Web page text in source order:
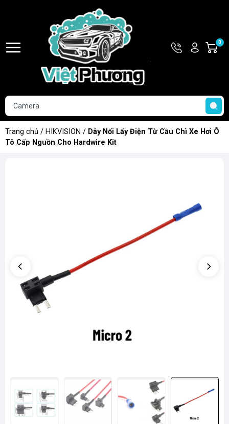
HotlineTài
khoản
0
Trang chủ / HIKVISION / Dây Nối Lấy Điện Từ Cầu Chì Xe Hơi Ô
Tô Cấp Nguồn Cho Hardwire Kit